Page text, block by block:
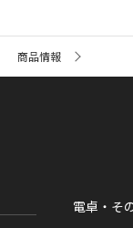
商品情報
電卓・そ